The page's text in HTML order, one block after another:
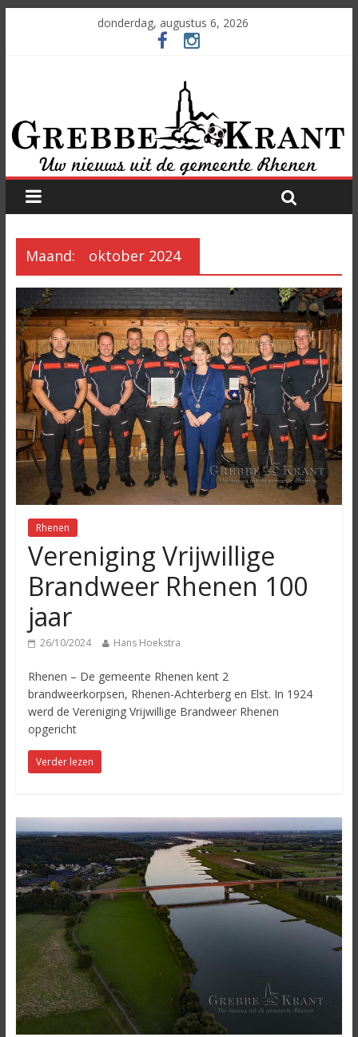
donderdag, augustus 6, 2026
Maand: oktober 2024
Rhenen
Vereniging Vrijwillige
Brandweer Rhenen 100
jaar
26/10/2024 Hans Hoekstra
Rhenen – De gemeente Rhenen kent 2
brandweerkorpsen, Rhenen-Achterberg en Elst. In 1924
werd de Vereniging Vrijwillige Brandweer Rhenen
opgericht
Verder lezen